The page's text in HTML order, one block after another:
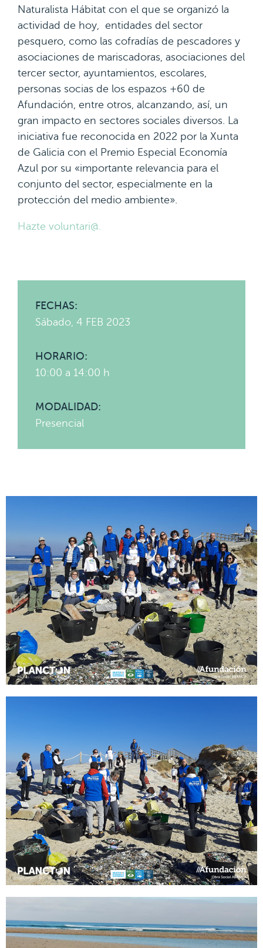
Naturalista Hábitat con el que se organizó la
actividad de hoy, entidades del sector
pesquero, como las cofradías de pescadores y
asociaciones de mariscadoras, asociaciones del
tercer sector, ayuntamientos, escolares,
personas socias de los espazos +60 de
Afundación, entre otros, alcanzando, así, un
gran impacto en sectores sociales diversos. La
iniciativa fue reconocida en 2022 por la Xunta
de Galicia con el Premio Especial Economía
Azul por su «importante relevancia para el
conjunto del sector, especialmente en la
protección del medio ambiente».
Hazte voluntari@.
FECHAS:
Sábado, 4 FEB 2023
HORARIO:
10:00 a 14:00 h
MODALIDAD:
Presencial